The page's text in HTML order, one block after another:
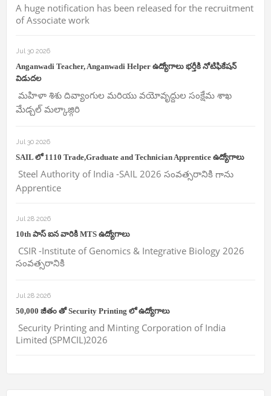
A huge notification has been released for the recruitment
of Associate work
Jul 30 2026
Anganwadi Teacher, Anganwadi Helper ఉద్యోగాలు భర్తీకి నోటిఫికేషన్
విడుదల
మహిళా శిశు దివ్యాంగుల మరియు వయోవృద్దుల సంక్షేమ శాఖ
మేడ్చల్ మల్కాజ్గిరి
Jul 30 2026
SAIL లో 1110 Trade,Graduate and Technician Apprentice ఉద్యోగాలు
Steel Authority of India -SAIL 2026 సంవత్సరానికి గాను
Apprentice
Jul 28 2026
10th పాస్ ఐన వారికి MTS ఉద్యోగాలు
CSIR -Institute of Genomics & Integrative Biology 2026
సంవత్సరానికి
Jul 28 2026
50,000 జీతం తో Security Printing లో ఉద్యోగాలు
Security Printing and Minting Corporation of India
Limited (SPMCIL)2026